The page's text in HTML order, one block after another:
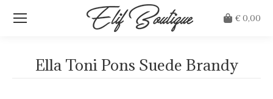
€0,00
Ella Toni Pons Suede Brandy